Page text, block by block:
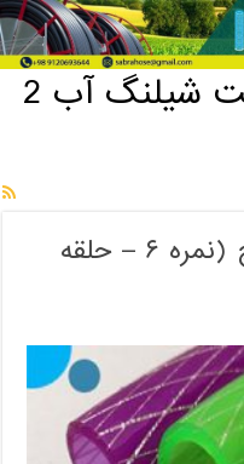
قیمت شیلنگ آب 2
قیمت شیلنگ آب دو اینچ (نمره ۶ – حلقه